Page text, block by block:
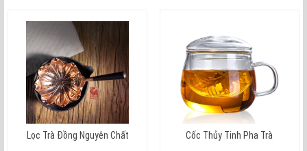
Lọc Trà Đồng Nguyên Chất Cốc Thủy Tinh Pha Trà